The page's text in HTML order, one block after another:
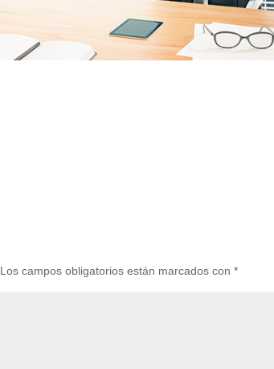
Los campos obligatorios están marcados con *